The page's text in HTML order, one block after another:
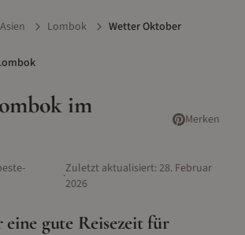
Asien Lombok Wetter Oktober
im
Merken
·Zuletzt aktualisiert:28. Februar
2026
eine gute Reisezeit für